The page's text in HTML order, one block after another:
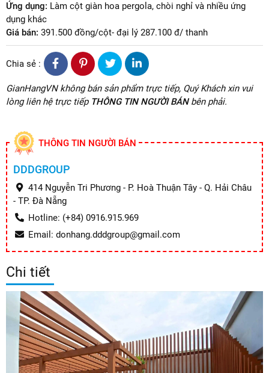
Ứng dụng: Làm cột giàn hoa pergola, chòi nghỉ và nhiều ứng
dụng khác
Giá bán: 391.500 đồng/cột- đại lý 287.100 đ/ thanh
Chia sẻ :
GianHangVN không bán sản phẩm trực tiếp, Quý Khách xin vui
lòng liên hệ trực tiếp THÔNG TIN NGƯỜI BÁNbên phải.
THÔNG TIN NGƯỜI BÁN
DDDGROUP
414 Nguyễn Tri Phương - P. Hoà Thuận Tây - Q. Hải Châu
- TP. Đà Nẵng
Hotline: (+84) 0916.915.969
Email: donhang.dddgroup@gmail.com
Chi tiết